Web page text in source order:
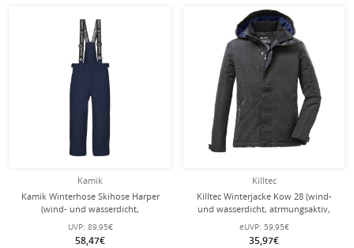
Kamik
Kamik Winterhose Skihose Harper
(wind- und wasserdicht,
abnehmbares Träger-/Latz-System)
navyblau Kinder
UVP: 89,95€
58,47€
Killtec
Killtec Winterjacke Kow 28 (wind-
und wasserdicht, atrmungsaktiv,
PFC-frei) anthrazitgrün Kinder
eUVP: 59,95€
35,97€